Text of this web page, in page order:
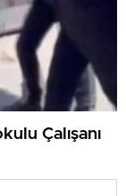
Çalışanı